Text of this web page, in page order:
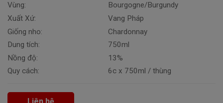
Vùng:
Xuất Xứ:
Giống nho:
Dung tích:
Nồng độ:
Quy cách:
Bourgogne/Burgundy
Vang Pháp
Chardonnay
750ml
13%
6c x 750ml / thùng